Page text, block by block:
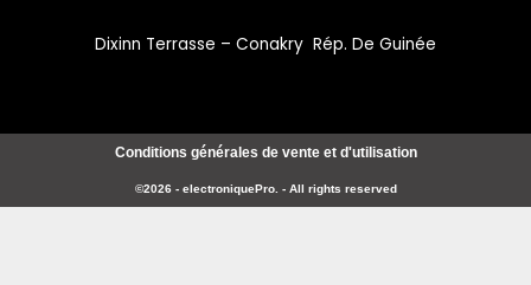
Dixinn Terrasse – Conakry Rép. De Guinée
Conditions générales de vente et d'utilisation
©2026 - electroniquePro. - All rights reserved